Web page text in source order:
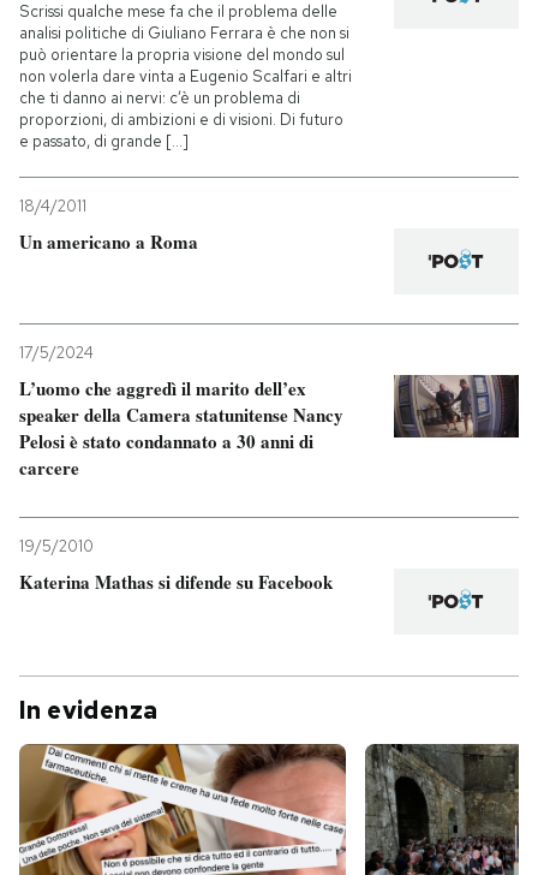
Scrissi qualche mese fa che il problema delle
analisi politiche di Giuliano Ferrara è che non si
può orientare la propria visione del mondo sul
non volerla dare vinta a Eugenio Scalfari e altri
che ti danno ai nervi: c’è un problema di
proporzioni, di ambizioni e di visioni. Di futuro
e passato, di grande [...]
18/4/2011
Un americano a Roma
17/5/2024
L’uomo che aggredì il marito dell’ex
speaker della Camera statunitense Nancy
Pelosi è stato condannato a 30 anni di
carcere
19/5/2010
Katerina Mathas si difende su Facebook
In evidenza